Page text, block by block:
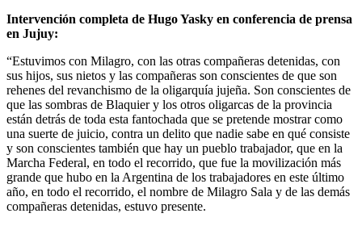
Intervención completa de Hugo Yasky en conferencia de prensa
en Jujuy:
“Estuvimos con Milagro, con las otras compañeras detenidas, con
sus hijos, sus nietos y las compañeras son conscientes de que son
rehenes del revanchismo de la oligarquía jujeña. Son conscientes de
que las sombras de Blaquier y los otros oligarcas de la provincia
están detrás de toda esta fantochada que se pretende mostrar como
una suerte de juicio, contra un delito que nadie sabe en qué consiste
y son conscientes también que hay un pueblo trabajador, que en la
Marcha Federal, en todo el recorrido, que fue la movilización más
grande que hubo en la Argentina de los trabajadores en este último
año, en todo el recorrido, el nombre de Milagro Sala y de las demás
compañeras detenidas, estuvo presente.